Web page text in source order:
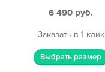
6 490 руб.
Заказать в 1 клик
Выбрать размер